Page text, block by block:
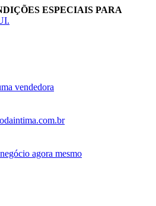
ESPECIAIS PARA
vendedora
agora mesmo